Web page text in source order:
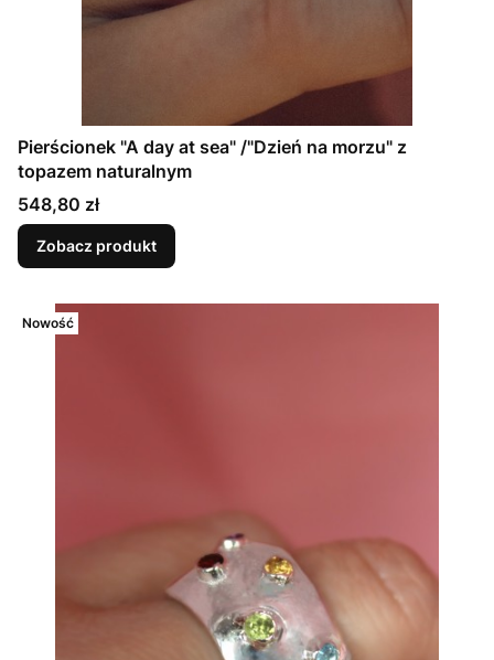
Pierścionek "A day at sea" /"Dzień na morzu" z
topazem naturalnym
Cena
548,80 zł
Zobacz produkt
Nowość